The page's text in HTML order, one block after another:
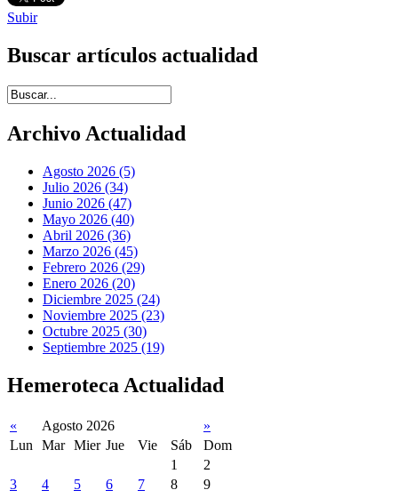
Subir
Buscar artículos actualidad
Introduce términos de búsqueda
Archivo Actualidad
Agosto 2026 (5)
Julio 2026 (34)
Junio 2026 (47)
Mayo 2026 (40)
Abril 2026 (36)
Marzo 2026 (45)
Febrero 2026 (29)
Enero 2026 (20)
Diciembre 2025 (24)
Noviembre 2025 (23)
Octubre 2025 (30)
Septiembre 2025 (19)
Hemeroteca Actualidad
« Agosto 2026
»
Lun
Mar Mier Jue Vie Sáb
Dom
1
2
3
4 5 6 7 8
9